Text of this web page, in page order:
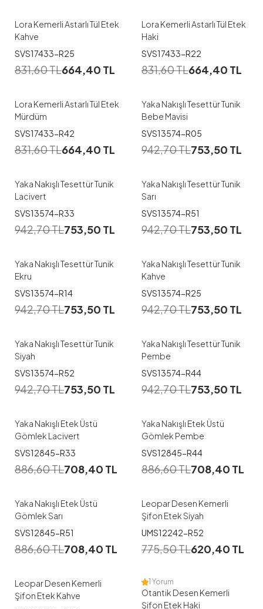
Lora Kemerli Astarlı Tül Etek
Kahve
SVS17433-R25
831,60TL664,40 TL
Lora Kemerli Astarlı Tül Etek
Haki
SVS17433-R22
831,60TL664,40 TL
Lora Kemerli Astarlı Tül Etek
Mürdüm
SVS17433-R42
831,60TL664,40 TL
Yaka Nakışlı Tesettür Tunik
Bebe Mavisi
SVS13574-R05
942,70TL753,50 TL
Yaka Nakışlı Tesettür Tunik
Lacivert
SVS13574-R33
942,70TL753,50 TL
Yaka Nakışlı Tesettür Tunik
Sarı
SVS13574-R51
942,70TL753,50 TL
Yaka Nakışlı Tesettür Tunik
Ekru
SVS13574-R14
942,70TL753,50 TL
Yaka Nakışlı Tesettür Tunik
Kahve
SVS13574-R25
942,70TL753,50 TL
Yaka Nakışlı Tesettür Tunik
Siyah
SVS13574-R52
942,70TL753,50 TL
Yaka Nakışlı Tesettür Tunik
Pembe
SVS13574-R44
942,70TL753,50 TL
S-M
Yaka Nakışlı Etek Üstü
Gömlek Lacivert
SVS12845-R33
886,60TL708,40 TL
S-M L-XL
Yaka Nakışlı Etek Üstü
Gömlek Pembe
SVS12845-R44
886,60TL708,40 TL
S-M
Yaka Nakışlı Etek Üstü
Gömlek Sarı
SVS12845-R51
886,60TL708,40 TL
1
Leopar Desen Kemerli
Şifon Etek Siyah
UMS12242-R52
775,50TL620,40 TL
1 2 3
Leopar Desen Kemerli
Şifon Etek Kahve
1 2 3
1 Yorum
Otantik Desen Kemerli
Şifon Etek Haki